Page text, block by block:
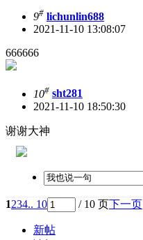
9# lichunlin688
2021-11-10 13:08:07
666666
10# sht281
2021-11-10 18:50:30
谢谢大神
1234.. 10 / 10 页下一页
新帖